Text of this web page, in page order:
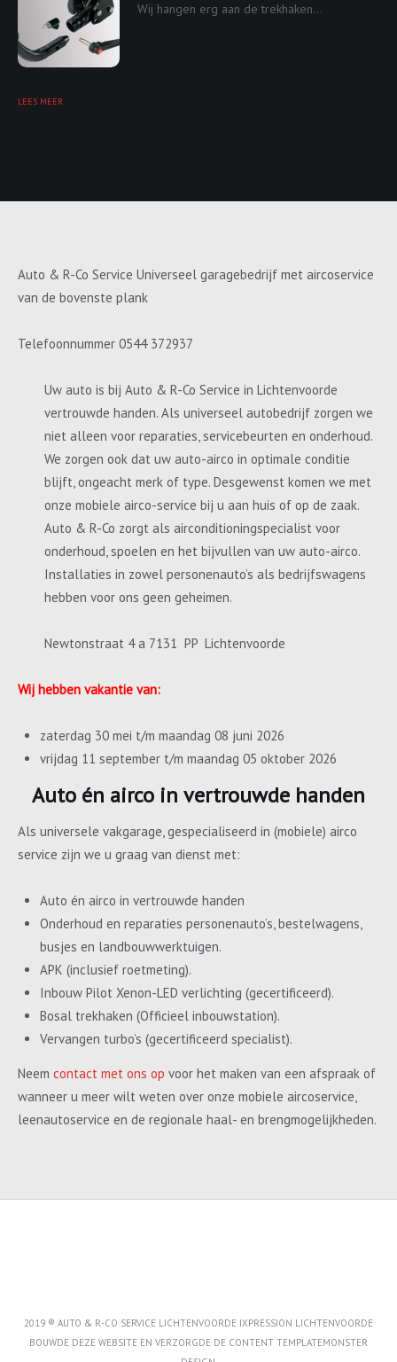
Wij hangen erg aan de trekhaken...
LEES MEER
Auto & R-Co Service Universeel garagebedrijf met aircoservice
van de bovenste plank
Telefoonnummer 0544 372937
Uw auto is bij Auto & R-Co Service in Lichtenvoorde
vertrouwde handen. Als universeel autobedrijf zorgen we
niet alleen voor reparaties, servicebeurten en onderhoud.
We zorgen ook dat uw auto-airco in optimale conditie
blijft, ongeacht merk of type. Desgewenst komen we met
onze mobiele airco-service bij u aan huis of op de zaak.
Auto & R-Co zorgt als airconditioningspecialist voor
onderhoud, spoelen en het bijvullen van uw auto-airco.
Installaties in zowel personenauto’s als bedrijfswagens
hebben voor ons geen geheimen.
Newtonstraat 4 a 7131 PP Lichtenvoorde
Wij hebben vakantie van:
zaterdag 30 mei t/m maandag 08 juni 2026
vrijdag 11 september t/m maandag 05 oktober 2026
Auto én airco in vertrouwde handen
Als universele vakgarage, gespecialiseerd in (mobiele) airco
service zijn we u graag van dienst met:
Auto én airco in vertrouwde handen
Onderhoud en reparaties personenauto’s, bestelwagens,
busjes en landbouwwerktuigen.
APK (inclusief roetmeting).
Inbouw Pilot Xenon-LED verlichting (gecertificeerd).
Bosal trekhaken (Officieel inbouwstation).
Vervangen turbo’s (gecertificeerd specialist).
Neem contact met ons op voor het maken van een afspraak of
wanneer u meer wilt weten over onze mobiele aircoservice,
leenautoservice en de regionale haal- en brengmogelijkheden.
2019 ® AUTO & R-CO SERVICE LICHTENVOORDE IXPRESSION LICHTENVOORDE
BOUWDE DEZE WEBSITE EN VERZORGDE DE CONTENT TEMPLATEMONSTER